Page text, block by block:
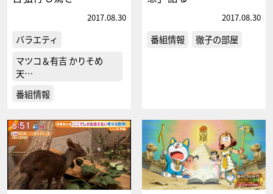
2017.08.30
バラエティ
マツコ＆有吉 かりそめ
天…
番組情報
2017.08.30
番組情報 徹子の部屋